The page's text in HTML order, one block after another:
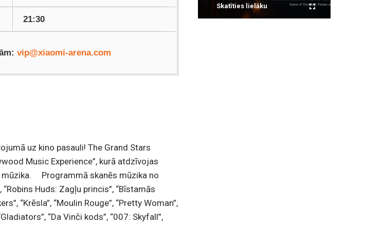
Skatīties lielāku
21:30
vip@xiaomi-arena.com
uz kino pasauli! The Grand Stars
Music Experience”, kurā atdzīvojas
Programmā skanēs mūzika no
“Robins Huds: Zagļu princis”, “Bīstamās
“Krēsla”, “Moulin Rouge”, “Pretty Woman”,
“Da Vinči kods”, “007: Skyfall”,